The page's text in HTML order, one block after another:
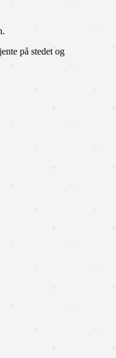
på stedet og